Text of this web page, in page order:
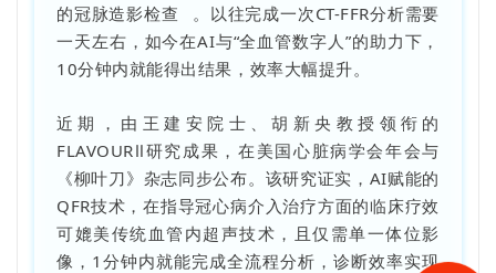
的冠脉造影检查
。以往完成一次CT-FFR分析需要
一天左右，如今在AI与“全血管数字人”的助力下，
10分钟内就能得出结果，效率大幅提升。
近期，由王建安院士、胡新央教授领衔的
FLAVOURⅡ研究成果，在美国心脏病学会年会与
《柳叶刀》杂志同步公布。该研究证实，AI赋能的
QFR技术，在指导冠心病介入治疗方面的临床疗效
可媲美传统血管内超声技术，且仅需单一体位影
像，1分钟内就能完成全流程分析，诊断效率实现